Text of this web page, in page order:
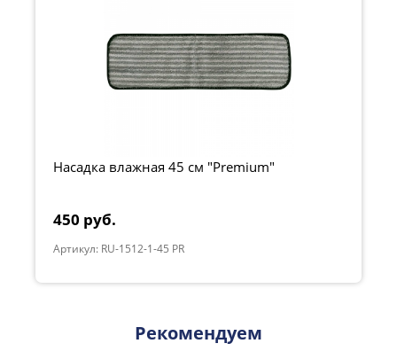
Насадка влажная 45 см "Premium"
450 руб.
Артикул: RU-1512-1-45 PR
Рекомендуем